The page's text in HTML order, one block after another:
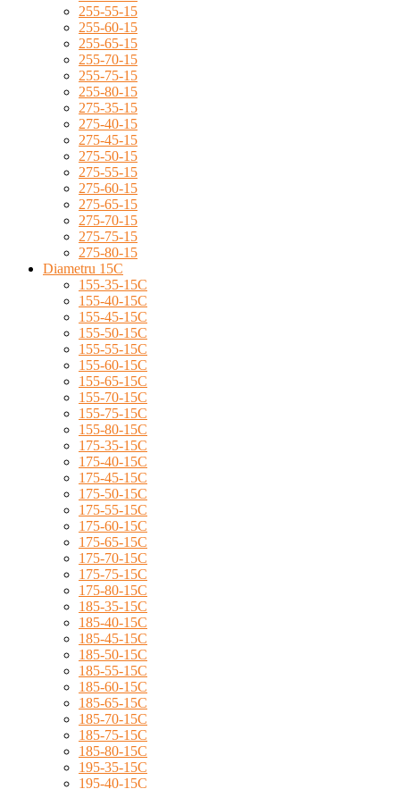
255-55-15
255-60-15
255-65-15
255-70-15
255-75-15
255-80-15
275-35-15
275-40-15
275-45-15
275-50-15
275-55-15
275-60-15
275-65-15
275-70-15
275-75-15
275-80-15
Diametru 15C
155-35-15C
155-40-15C
155-45-15C
155-50-15C
155-55-15C
155-60-15C
155-65-15C
155-70-15C
155-75-15C
155-80-15C
175-35-15C
175-40-15C
175-45-15C
175-50-15C
175-55-15C
175-60-15C
175-65-15C
175-70-15C
175-75-15C
175-80-15C
185-35-15C
185-40-15C
185-45-15C
185-50-15C
185-55-15C
185-60-15C
185-65-15C
185-70-15C
185-75-15C
185-80-15C
195-35-15C
195-40-15C